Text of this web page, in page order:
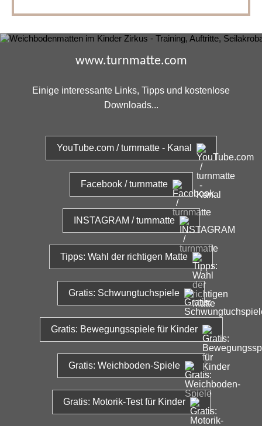
www.turnmatte.com
Einige interessante Links, Tipps und kostenlose
Downloads...
YouTube.com / turnmatte - Kanal
Facebook / turnmatte
INSTAGRAM / turnmatte
Tipps: Wahl der richtigen Matte
Gratis: Schwungtuchspiele
Gratis: Bewegungsspiele für Kinder
Gratis: Weichboden-Spiele
Gratis: Motorik-Test für Kinder